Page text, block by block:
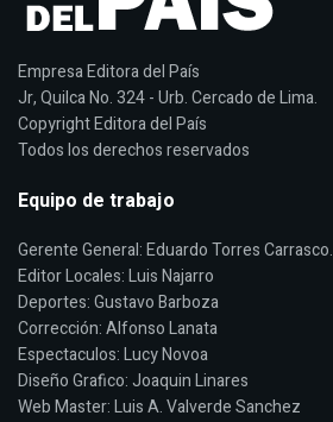
Empresa Editora del País
Jr, Quilca No. 324 - Urb. Cercado de Lima.
Copyright Editora del País
Todos los derechos reservados
Equipo de trabajo
Gerente General: Eduardo Torres Carrasco.
Editor Locales: Luis Najarro
Deportes: Gustavo Barboza
Corrección: Alfonso Lanata
Espectaculos: Lucy Novoa
Diseño Grafico: Joaquin Linares
Web Master: Luis A. Valverde Sanchez